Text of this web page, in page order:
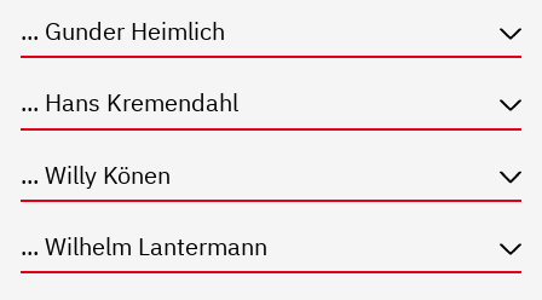
... Gunder Heimlich
... Hans Kremendahl
... Willy Könen
... Wilhelm Lantermann